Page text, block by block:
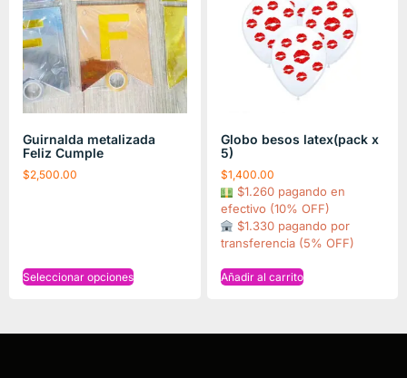
Guirnalda metalizada
Feliz Cumple
$2,500.00
Seleccionar opciones
Globo besos latex(pack x
5)
$1,400.00
$1.260 pagando en
efectivo (10% OFF)
$1.330 pagando por
transferencia (5% OFF)
Añadir al carrito